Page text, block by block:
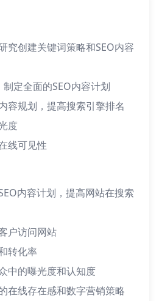
究创建关键词策略和SEO内容
定全面的SEO内容计划
容规划，提高搜索引擎排名
度
线可见性
内容计划，提高网站在搜索
户访问网站
转化率
中的曝光度和认知度
在线存在感和数字营销策略